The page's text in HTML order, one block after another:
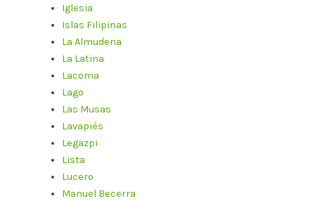
Iglesia
Islas Filipinas
La Almudena
La Latina
Lacoma
Lago
Las Musas
Lavapiés
Legazpi
Lista
Lucero
Manuel Becerra